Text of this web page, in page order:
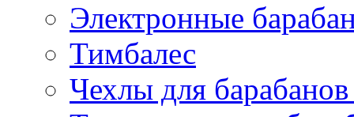
Электронные
Тимбалес
Чехлы для